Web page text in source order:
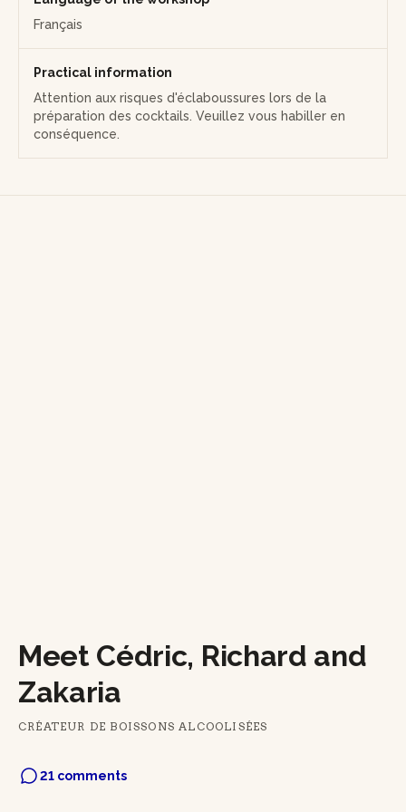
Français
Practical information
Attention aux risques d'éclaboussures lors de la
préparation des cocktails. Veuillez vous habiller en
conséquence.
Meet Cédric, Richard and
Zakaria
CRÉATEUR DE BOISSONS ALCOOLISÉES
21 comments